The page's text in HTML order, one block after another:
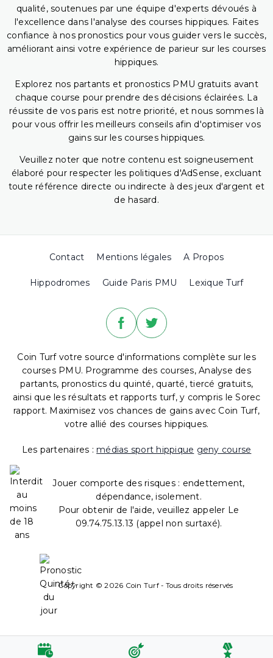
qualité, soutenues par une équipe d'experts dévoués à
l'excellence dans l'analyse des courses hippiques. Faites
confiance à nos pronostics pour vous guider vers le succès,
améliorant ainsi votre expérience de parieur sur les courses
hippiques.
Explorez nos partants et pronostics PMU gratuits avant
chaque course pour prendre des décisions éclairées. La
réussite de vos paris est notre priorité, et nous sommes là
pour vous offrir les meilleurs conseils afin d'optimiser vos
gains sur les courses hippiques.
Veuillez noter que notre contenu est soigneusement
élaboré pour respecter les politiques d'AdSense, excluant
toute référence directe ou indirecte à des jeux d'argent et
de hasard.
Contact Mentions légales A Propos
Hippodromes Guide Paris PMU Lexique Turf
Coin Turf votre source d'informations complète sur les
courses PMU. Programme des courses, Analyse des
partants, pronostics du quinté, quarté, tiercé gratuits,
ainsi que les résultats et rapports turf, y compris le Sorec
rapport. Maximisez vos chances de gains avec Coin Turf,
votre allié des courses hippiques.
Les partenaires : médias sport hippique geny course
Jouer comporte des risques : endettement,
dépendance, isolement.
Pour obtenir de l'aide, veuillez appeler Le
09.74.75.13.13 (appel non surtaxé).
Copyright © 2026 Coin Turf - Tous droits réservés